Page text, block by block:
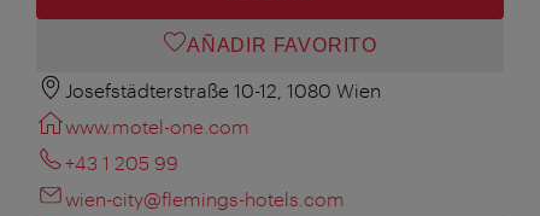
AÑADIR FAVORITO
Josefstädterstraße 10-12, 1080 Wien
www.motel-one.com
+43 1 205 99
wien-city@flemings-hotels.com